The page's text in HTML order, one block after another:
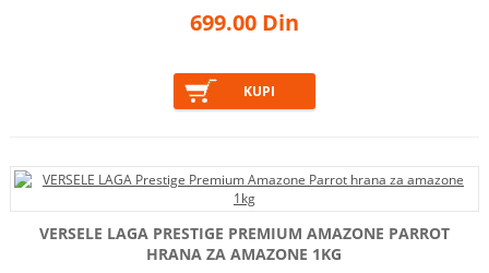
699.00 Din
VERSELE LAGA PRESTIGE PREMIUM AMAZONE PARROT
HRANA ZA AMAZONE 1KG